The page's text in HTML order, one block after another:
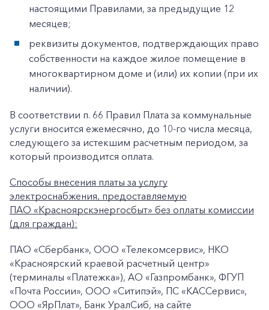
настоящими Правилами, за предыдущие 12
месяцев;
реквизиты документов, подтверждающих право
собственности на каждое жилое помещение в
многоквартирном доме и (или) их копии (при их
наличии).
В соответствии п. 66 Правил Плата за коммунальные
услуги вносится ежемесячно, до 10-го числа месяца,
следующего за истекшим расчетным периодом, за
который производится оплата.
Способы внесения платы за услугу
электроснабжения, предоставляемую
ПАО «Красноярскэнергосбыт» без оплаты комиссии
(для граждан):
ПАО «Сбербанк», ООО «Телекомсервис», НКО
«Красноярский краевой расчетный центр»
(терминалы «Платежка»), АО «Газпромбанк», ФГУП
«Почта России», ООО «Ситипэй», ПС «КАССервис»,
ООО «ЯрПлат», Банк УралСиб, на сайте